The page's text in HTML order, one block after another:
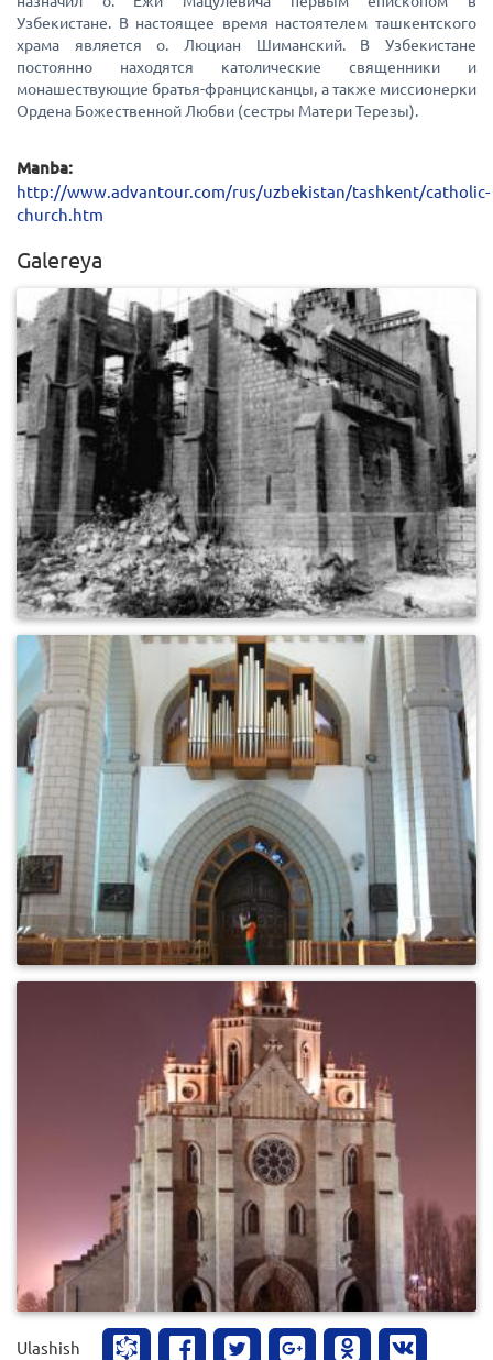
Узбекистане. В настоящее время настоятелем ташкентского
храма является о. Люциан Шиманский. В Узбекистане
постоянно находятся католические священники и
монашествующие братья-францисканцы, а также миссионерки
Ордена Божественной Любви (сестры Матери Терезы).
Manba:
http://www.advantour.com/rus/uzbekistan/tashkent/catholic-
church.htm
Galereya
0 884
0 954
0 1110
Ulashish